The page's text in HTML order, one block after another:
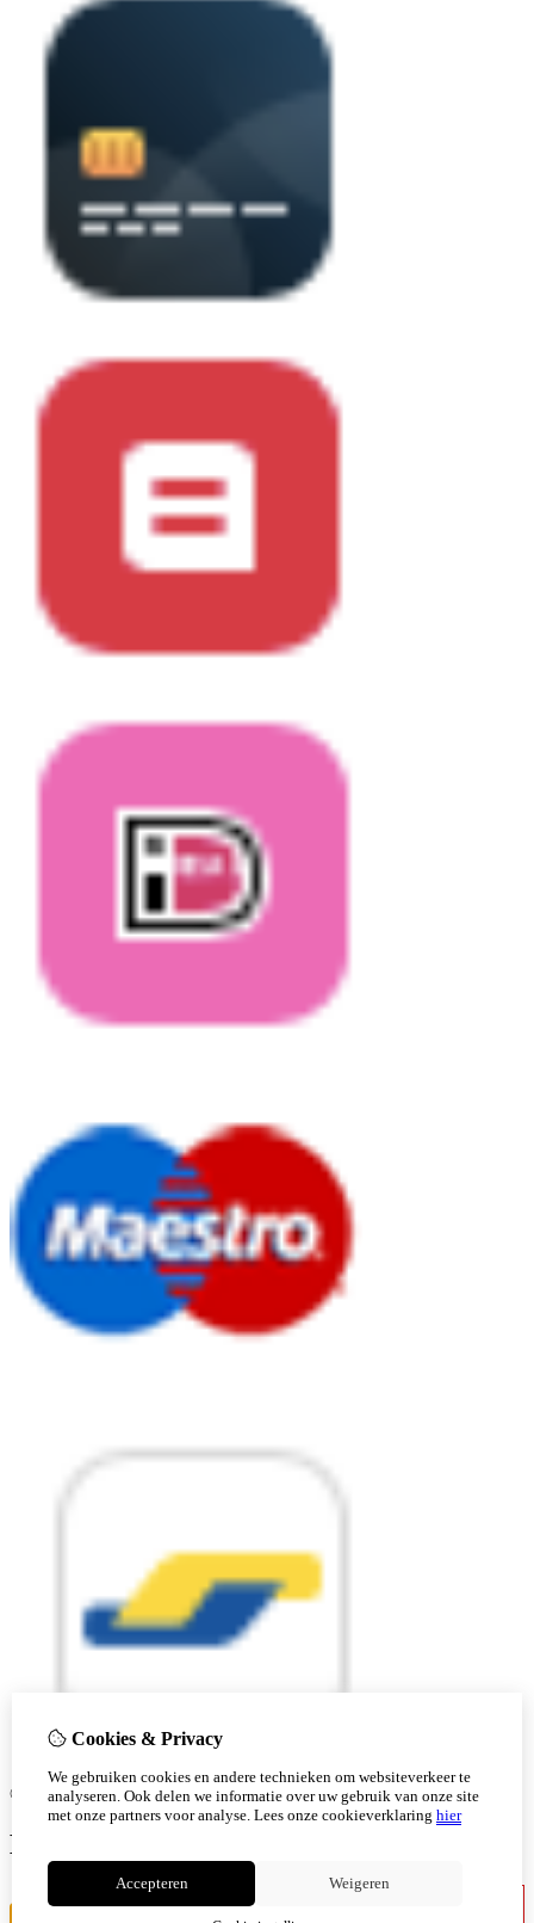
© Copyright 2026 |
Cookies & Privacy
We gebruiken cookies en andere technieken om websiteverkeer te
analyseren. Ook delen we informatie over uw gebruik van onze site
met onze partners voor analyse. Lees onze cookieverklaring hier
Accepteren Weigeren
Ben je 18 of ouder?